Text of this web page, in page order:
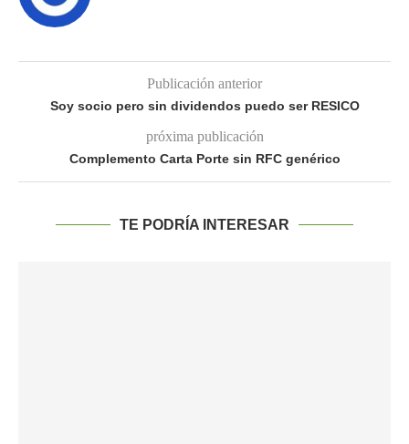
Publicación anterior
Soy socio pero sin dividendos puedo ser RESICO
próxima publicación
Complemento Carta Porte sin RFC genérico
TE PODRÍA INTERESAR